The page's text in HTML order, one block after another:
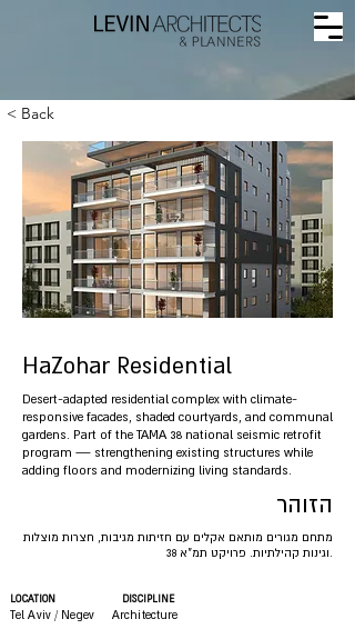
< Back
HaZohar Residential
Desert-adapted residential complex with climate-
responsive facades, shaded courtyards, and communal
gardens. Part of the TAMA 38 national seismic retrofit
program — strengthening existing structures while
adding floors and modernizing living standards.
הזוהר
מתחם מגורים מותאם אקלים עם חזיתות מגיבות, חצרות מוצלות
LOCATION DISCIPLINE
Tel Aviv / Negev Architecture